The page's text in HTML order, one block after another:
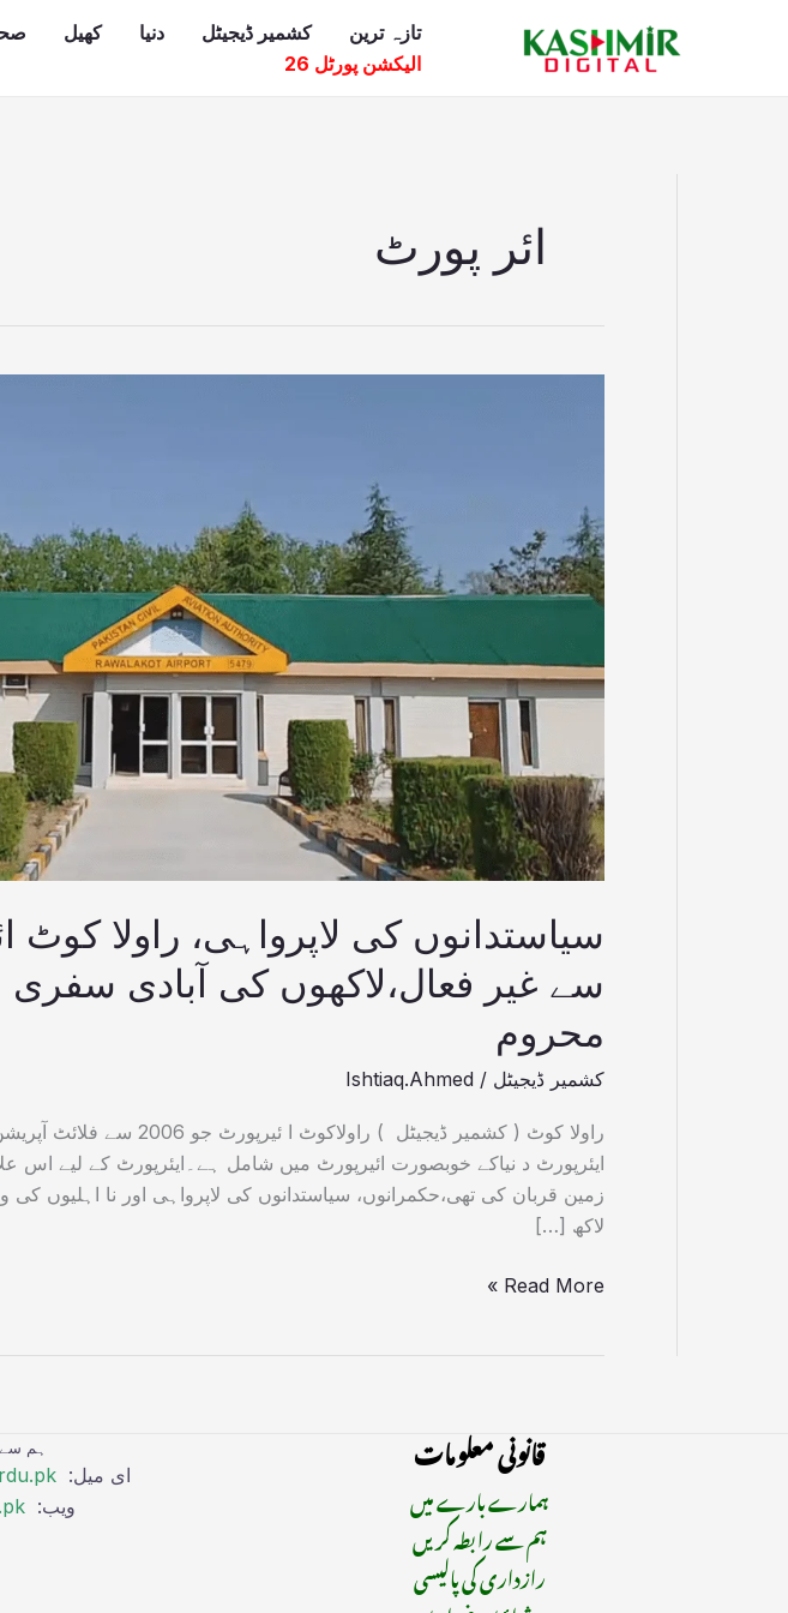
تازہ ترین کشمیر ڈیجیٹل دنیا کھیل
الیکشن پورٹل 26
ائر پورٹ
سے غیر فعال،لاکھوں کی آبادی
محروم
کشمیر ڈیجیٹل /
Ishtiaq.Ahmed
راولا کوٹ ( کشمیر ڈیجیٹل )
ایئرپورٹ د نیاکے خوبصورت ائیرپورٹ میں شامل ہے۔ایئرپورٹ کے لیے اس
لاکھ […]
ائیر
پورٹ19سال
سے
غیر
کی
آبادی
سے
محروم
Read More »
قانونی معلومات
ہمارے بارے میں
ہم سے رابطہ کریں
رازداری کی پالیسی
ہم
ای میل:
ویب: